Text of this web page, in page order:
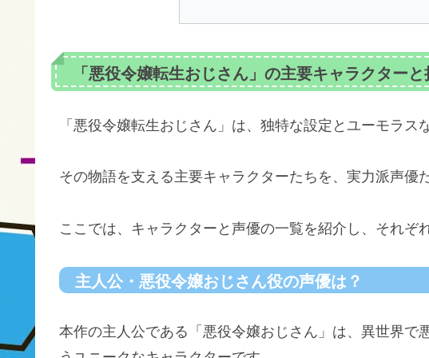
「悪役令嬢転生おじさん」の主要キャラクター
「悪役令嬢転生おじさん」は、独特な設定とユーモラス
その物語を支える主要キャラクターたちを、実力派声優
ここでは、キャラクターと声優の一覧を紹介し、それぞ
主人公・悪役令嬢おじさん役の声優は？
本作の主人公である「悪役令嬢おじさん」は、異世界で